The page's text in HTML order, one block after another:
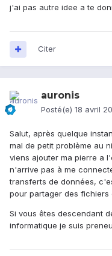
j'ai pas autre idee a te
Citer
auronis
Posté(e) 18 avril
Salut, après quelque
mal de petit problème au
viens ajouter ma pierre a
n'arrive pas à me
transferts de données,
pour partager des fichiers
Si vous êtes descendant
informatique je suis